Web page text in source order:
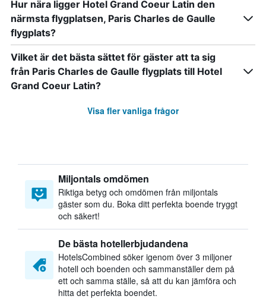
Hur nära ligger Hotel Grand Coeur Latin den
närmsta flygplatsen, Paris Charles de Gaulle
flygplats?
Vilket är det bästa sättet för gäster att ta sig
från Paris Charles de Gaulle flygplats till Hotel
Grand Coeur Latin?
Visa fler vanliga frågor
Miljontals omdömen
Riktiga betyg och omdömen från miljontals
gäster som du. Boka ditt perfekta boende tryggt
och säkert!
De bästa hotellerbjudandena
HotelsCombined söker igenom över 3 miljoner
hotell och boenden och sammanställer dem på
ett och samma ställe, så att du kan jämföra och
hitta det perfekta boendet.